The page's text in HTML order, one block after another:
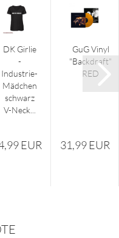
DK Girlie
-
Industrie-
Mädchen
schwarz
V-Neck...
EUR
GuG Vinyl
"Backdraft"
RED
31,99 EUR